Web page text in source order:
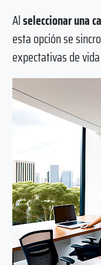
Alseleccionar una
esta opción se
expectativas de